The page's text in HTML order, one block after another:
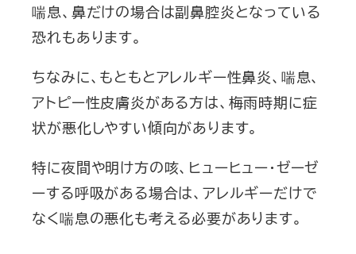
喘息、鼻だけの場合は副鼻腔炎となっている
恐れもあります。
ちなみに、もともとアレルギー性鼻炎、喘息、
アトピー性皮膚炎がある方は、梅雨時期に症
状が悪化しやすい傾向があります。
特に夜間や明け方の咳、ヒューヒュー・ゼーゼ
ーする呼吸がある場合は、アレルギーだけで
なく喘息の悪化も考える必要があります。